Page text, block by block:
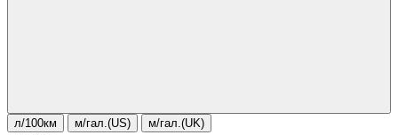
л/100км м/гал.(US) м/гал.(UK)